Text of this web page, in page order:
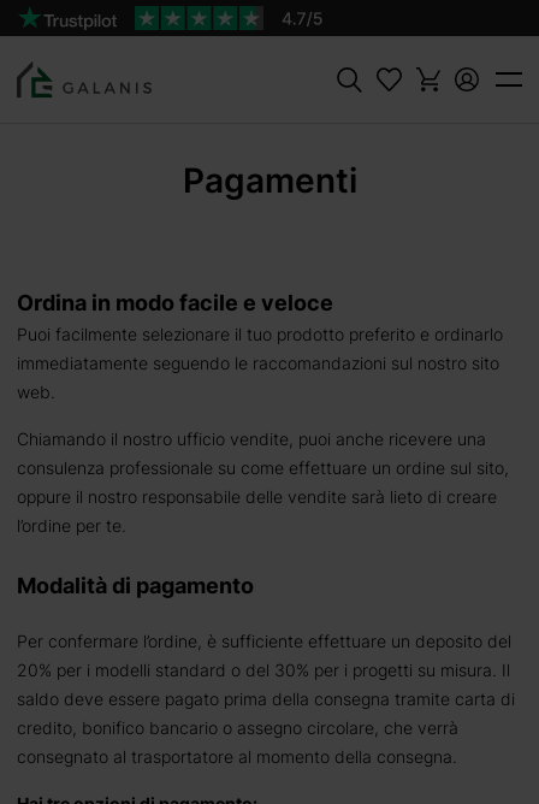
Cercare
Pagamenti
Ordina in modo facile e veloce
Puoi facilmente selezionare il tuo prodotto preferito e ordinarlo
immediatamente seguendo le raccomandazioni sul nostro sito
web.
Chiamando il nostro ufficio vendite, puoi anche ricevere una
consulenza professionale su come effettuare un ordine sul sito,
oppure il nostro responsabile delle vendite sarà lieto di creare
l’ordine per te.
Modalità di pagamento
Per confermare l’ordine, è sufficiente effettuare un deposito del
20% per i modelli standard o del 30% per i progetti su misura. Il
saldo deve essere pagato prima della consegna tramite carta di
credito, bonifico bancario o assegno circolare, che verrà
consegnato al trasportatore al momento della consegna.